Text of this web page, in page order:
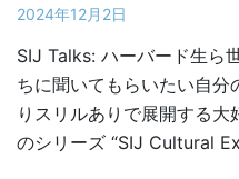
2024年12月2日
SIJ Talks: ハーバード生ら
ちに聞いてもらいたい自分
りスリルありで展開する
のシリーズ “SIJ Cultural